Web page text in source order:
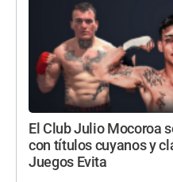
El Club Julio Mocoroa
con títulos cuyanos y
Juegos Evita